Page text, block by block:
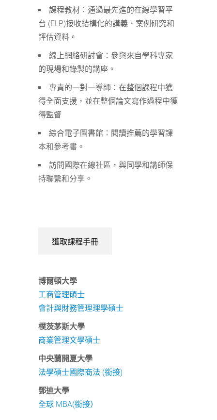
課程教材：通過最先進的在線學習平
台 (ELP)接收結構化的講義、案例研究和
評估資料。
線上網絡研討會：參與來自學科專家
的現場和錄製的講座。
專責的一對一導師：在整個課程中獲
得全面支援，並在整個論文寫作過程中獲
得監督
綜合電子圖書館：閱讀推薦的學習課
本和參考書。
訪問國際在線社區，與同學和講師保
持聯繫和分享。
獲取課程手冊
博爾頓大學
工商管理碩士
會計與財務管理理學碩士
樸茨茅斯大學
商業管理文學碩士
中央蘭開夏大學
法學碩士國際商法 (銜接)
鄧迪大學
全球 MBA(銜接）